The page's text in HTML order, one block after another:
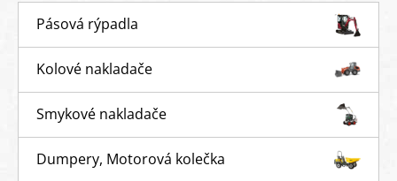
Pásová rýpadla
Kolové nakladače
Smykové nakladače
Dumpery, Motorová kolečka